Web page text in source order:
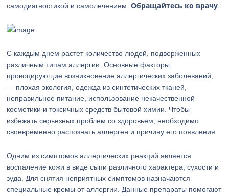
самодиагностикой и самолечением.Обращайтесь ко врачу
С каждым днем растет количество людей, подверженных
различным типам аллергии. Основные факторы,
провоцирующие возникновение аллергических заболеваний,
— плохая экология, одежда из синтетических тканей,
неправильное питание, использование некачественной
косметики и токсичных средств бытовой химии. Чтобы
избежать серьезных проблем со здоровьем, необходимо
своевременно распознать аллерген и причину его появления.
Одним из симптомов аллергических реакций является
воспаление кожи в виде сыпи различного характера, сухости и
зуда. Для снятия неприятных симптомов назначаются
специальные кремы от аллергии. Данные препараты помогают